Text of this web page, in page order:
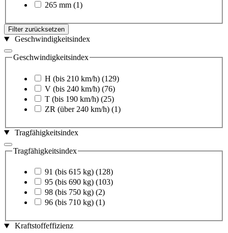
265 mm (1)
Filter zurücksetzen
Geschwindigkeitsindex
Geschwindigkeitsindex
H (bis 210 km/h) (129)
V (bis 240 km/h) (76)
T (bis 190 km/h) (25)
ZR (über 240 km/h) (1)
Tragfähigkeitsindex
Tragfähigkeitsindex
91 (bis 615 kg) (128)
95 (bis 690 kg) (103)
98 (bis 750 kg) (2)
96 (bis 710 kg) (1)
Kraftstoffeffizienz